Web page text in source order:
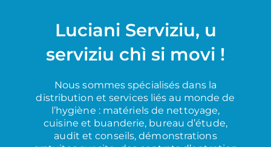
Luciani Serviziu, u
serviziu chì si movi !
Nous sommes spécialisés dans la
distribution et services liés au monde de
l’hygiène : matériels de nettoyage,
cuisine et buanderie, bureau d’étude,
audit et conseils, démonstrations